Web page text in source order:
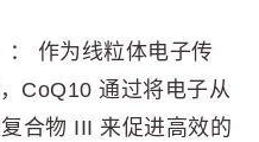
作为线粒体电子传
CoQ10 通过将电子从
合物 III 来促进高效的